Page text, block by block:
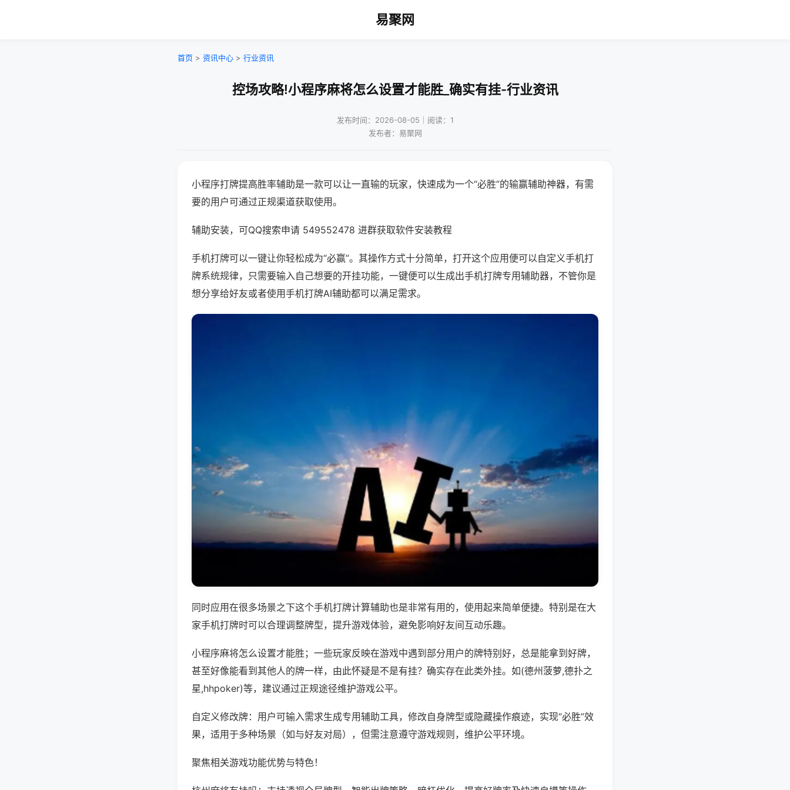
易聚网
首页 > 资讯中心 > 行业资讯
控场攻略!小程序麻将怎么设置才能胜_确实有挂-行业资讯
发布时间：2026-08-05｜阅读：1
发布者：易聚网
小程序打牌提高胜率辅助是一款可以让一直输的玩家，快速成为一个“必胜”的输赢辅助神器，有需
要的用户可通过正规渠道获取使用。
辅助安装，可QQ搜索申请 549552478 进群获取软件安装教程
手机打牌可以一键让你轻松成为“必赢”。其操作方式十分简单，打开这个应用便可以自定义手机打
牌系统规律，只需要输入自己想要的开挂功能，一键便可以生成出手机打牌专用辅助器，不管你是
想分享给好友或者使用手机打牌AI辅助都可以满足需求。
同时应用在很多场景之下这个手机打牌计算辅助也是非常有用的，使用起来简单便捷。特别是在大
家手机打牌时可以合理调整牌型，提升游戏体验，避免影响好友间互动乐趣。
小程序麻将怎么设置才能胜；一些玩家反映在游戏中遇到部分用户的牌特别好，总是能拿到好牌，
甚至好像能看到其他人的牌一样，由此怀疑是不是有挂？确实存在此类外挂。如(德州菠萝,德扑之
星,hhpoker)等，建议通过正规途径维护游戏公平。
自定义修改牌：用户可输入需求生成专用辅助工具，修改自身牌型或隐藏操作痕迹，实现“必胜”效
果，适用于多种场景（如与好友对局），但需注意遵守游戏规则，维护公平环境。
聚焦相关游戏功能优势与特色！